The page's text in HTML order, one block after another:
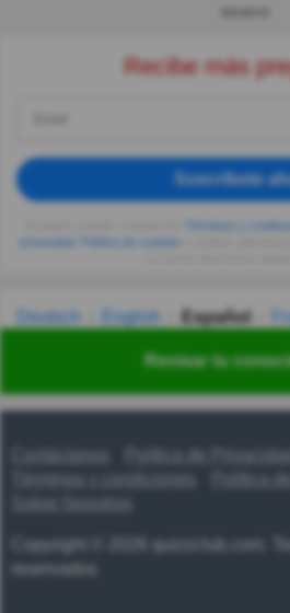
Revisar tu
Recibe más
Suscríbete
privacidad
Deutsch English Español
Українська हिन्दी 한
Contáctanos
Política de Privacidad
Términos y condiciones
Copyright © 2026 quizzclub.com.
reservados